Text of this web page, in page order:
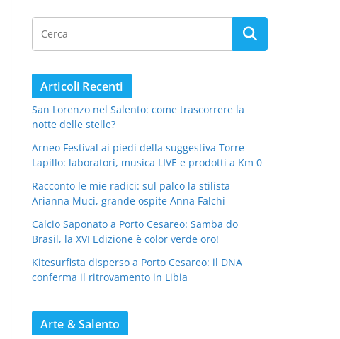
Articoli Recenti
San Lorenzo nel Salento: come trascorrere la
notte delle stelle?
Arneo Festival ai piedi della suggestiva Torre
Lapillo: laboratori, musica LIVE e prodotti a Km 0
Racconto le mie radici: sul palco la stilista
Arianna Muci, grande ospite Anna Falchi
Calcio Saponato a Porto Cesareo: Samba do
Brasil, la XVI Edizione è color verde oro!
Kitesurfista disperso a Porto Cesareo: il DNA
conferma il ritrovamento in Libia
Arte & Salento